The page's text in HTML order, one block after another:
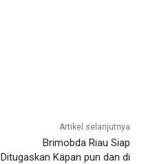
Artikel selanjutnya
Brimobda Riau Siap
Ditugaskan Kapan pun dan di